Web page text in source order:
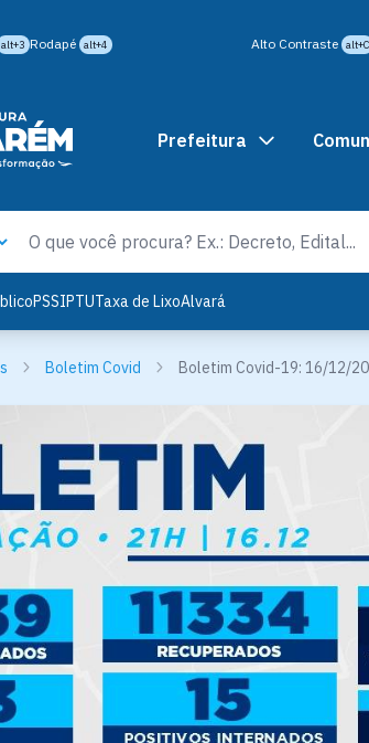
alt+3 Rodapé alt+4 Alto Contraste alt+C
Prefeitura
PSSIPTUTaxa de LixoAlvará
Boletim Covid Boletim Covid-19: 16/12/